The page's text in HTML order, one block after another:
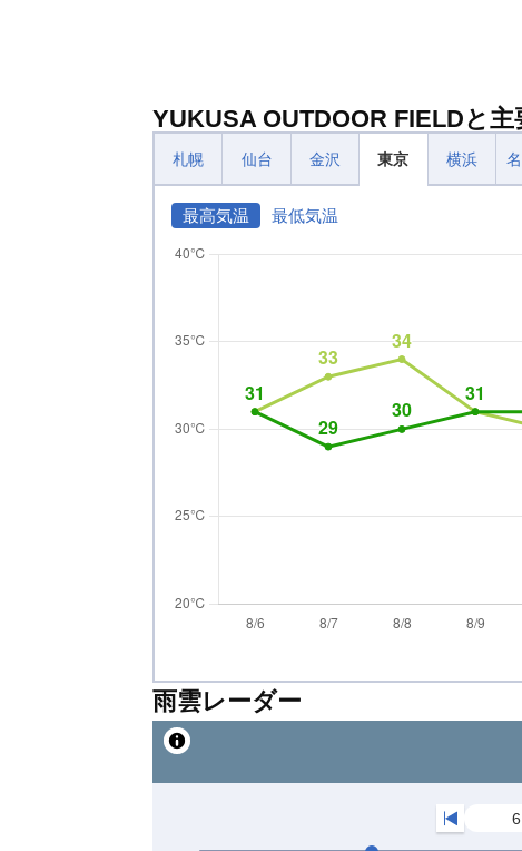
YUKUSA OUTDOOR FIELDと
札幌 仙台 金沢 東京 横浜
最高気温 最低気温
雨雲レーダー